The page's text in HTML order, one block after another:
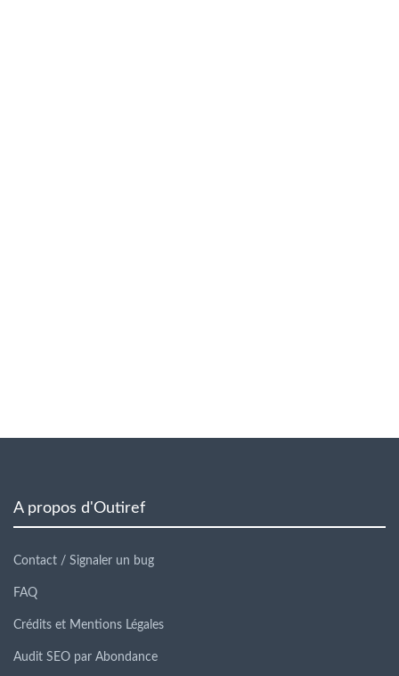
A propos d'Outiref
Contact / Signaler un bug
FAQ
Crédits et Mentions Légales
Audit SEO par Abondance